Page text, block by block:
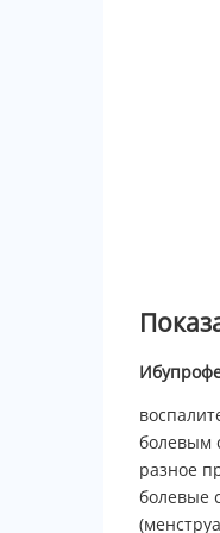
болевым
разное
болевые